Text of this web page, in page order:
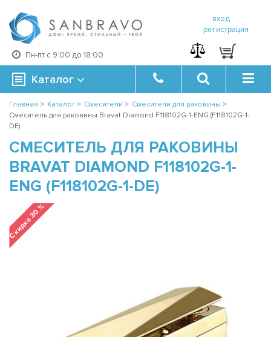
Пн-пт с 9:00 до 18:00
вход
регистрация
Каталог
Главная > Каталог > Смесители > Смесители для раковины >
Смеситель для раковины Bravat Diamond F118102G-1-ENG (F118102G-1-
DE)
СМЕСИТЕЛЬ ДЛЯ РАКОВИНЫ
BRAVAT DIAMOND F118102G-1-
ENG (F118102G-1-DE)
Скидка 30 %